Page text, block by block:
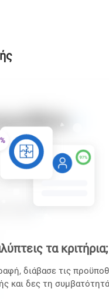
τα κριτήρια;
διάβασε τις
και δες τη